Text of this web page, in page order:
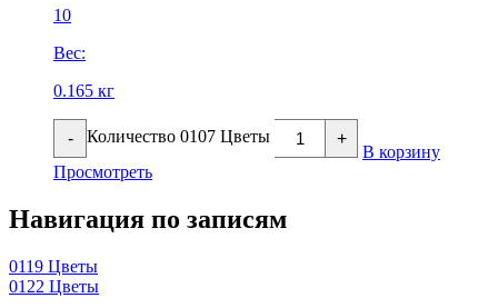
10
Вес:
0.165 кг
- Количество 0107 Цветы +
В корзину
Просмотреть
Навигация по записям
0119 Цветы
0122 Цветы